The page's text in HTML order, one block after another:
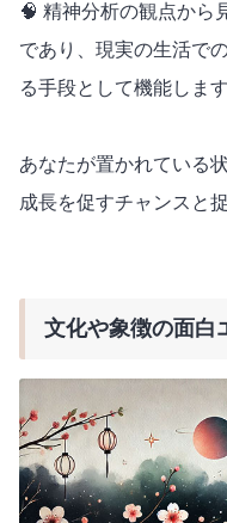
🧠 精神分析の観点から
であり、現実の生活で
る手段として機能します
あなたが置かれている
成長を促すチャンスと
文化や象徴の面白